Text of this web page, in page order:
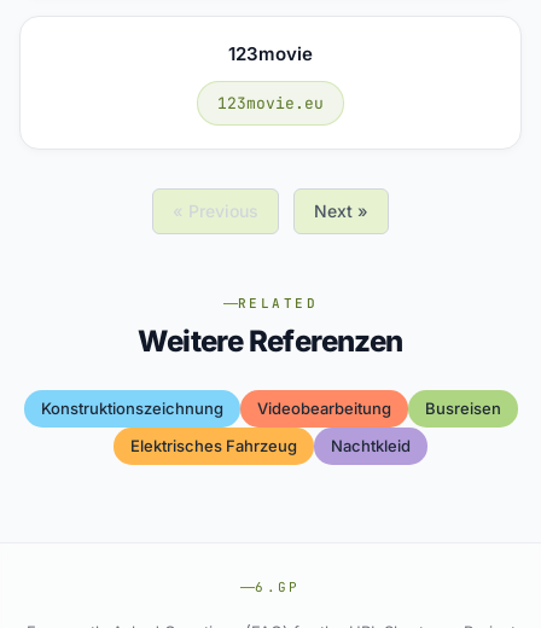
123movie
123movie.eu
« Previous Next »
RELATED
Weitere Referenzen
Konstruktionszeichnung Videobearbeitung
Busreisen
Elektrisches Fahrzeug
Nachtkleid
6.GP